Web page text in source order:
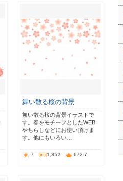
舞い散る桜の背景
舞い散る桜の背景イラストで
す。春をモチーフとしたWEB
やちらしなどにお使い頂けま
す。他にもいろい…
7 1,852 672.7